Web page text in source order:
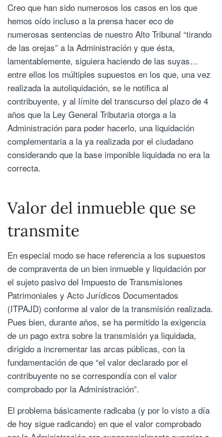
Creo que han sido numerosos los casos en los que
hemos oído incluso a la prensa hacer eco de
numerosas sentencias de nuestro Alto Tribunal “tirando
de las orejas” a la Administración y que ésta,
lamentablemente, siguiera haciendo de las suyas…
entre ellos los múltiples supuestos en los que, una vez
realizada la autoliquidación, se le notifica al
contribuyente, y al límite del transcurso del plazo de 4
años que la Ley General Tributaria otorga a la
Administración para poder hacerlo, una liquidación
complementaria a la ya realizada por el ciudadano
considerando que la base imponible liquidada no era la
correcta.
Valor del inmueble que se
transmite
En especial modo se hace referencia a los supuestos
de compraventa de un bien inmueble y liquidación por
el sujeto pasivo del Impuesto de Transmisiones
Patrimoniales y Acto Jurídicos Documentados
(ITPAJD) conforme al valor de la transmisión realizada.
Pues bien, durante años, se ha permitido la exigencia
de un pago extra sobre la transmisión ya liquidada,
dirigido a incrementar las arcas públicas, con la
fundamentación de que “el valor declarado por el
contribuyente no se correspondía con el valor
comprobado por la Administración”.
El problema básicamente radicaba (y por lo visto a día
de hoy sigue radicando) en que el valor comprobado